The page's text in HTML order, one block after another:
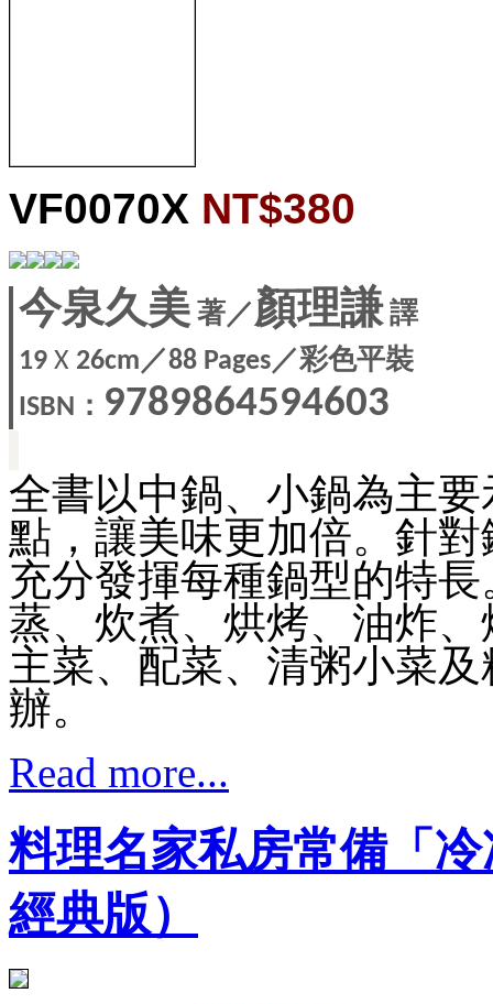
VF0070X NT$380
今泉久美著／顏理謙譯
19 X 26cm／88 Pages／彩色平裝
ISBN ： 9789864594603
全書以中鍋、小鍋為主
點，讓美味更加倍。針
充分發揮每種鍋型的特
蒸、炊煮、烘烤、油炸
主菜、配菜、清粥小菜
辦。
Read more...
料理名家私房常備「
經典版）